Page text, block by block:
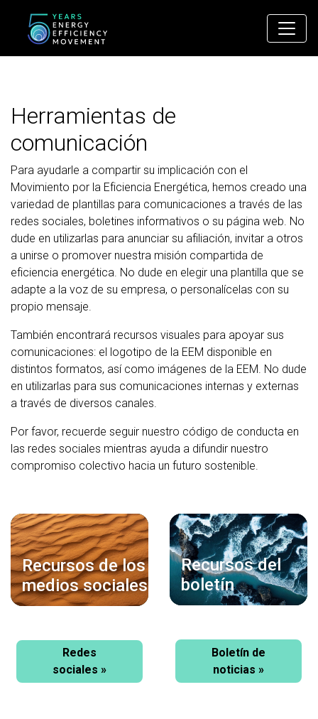
Main Navigation
Herramientas de
comunicación
Para ayudarle a compartir su implicación con el
Movimiento por la Eficiencia Energética, hemos creado una
variedad de plantillas para comunicaciones a través de las
redes sociales, boletines informativos o su página web. No
dude en utilizarlas para anunciar su afiliación, invitar a otros
a unirse o promover nuestra misión compartida de
eficiencia energética. No dude en elegir una plantilla que se
adapte a la voz de su empresa, o personalícelas con su
propio mensaje.
También encontrará recursos visuales para apoyar sus
comunicaciones: el logotipo de la EEM disponible en
distintos formatos, así como imágenes de la EEM. No dude
en utilizarlas para sus comunicaciones internas y externas
a través de diversos canales.
Por favor, recuerde seguir nuestro código de conducta en
las redes sociales mientras ayuda a difundir nuestro
compromiso colectivo hacia un futuro sostenible.
Recursos de los
medios sociales
Redes
sociales »
Recursos del
boletín
Boletín de
noticias »